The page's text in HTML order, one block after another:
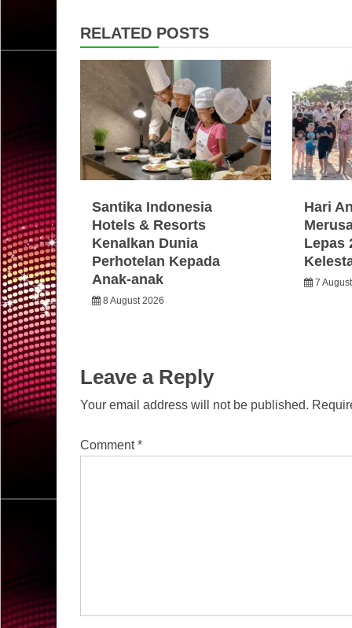
RELATED POSTS
Santika Indonesia
Hotels & Resorts
Kenalkan Dunia
Perhotelan Kepada
Anak-anak
8 August 2026
Hari
Lepas
7
Leave a Reply
Your email address will not be published.
Comment*